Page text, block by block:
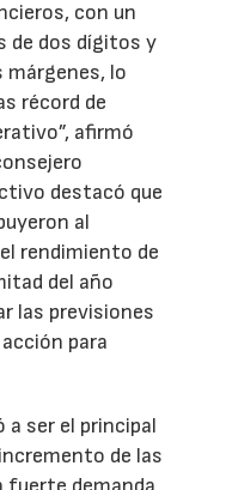
con un
de dos dígitos y
márgenes, lo
récord de
afirmó
destacó que
al
rendimiento de
del año
las previsiones
para
ser el principal
de las